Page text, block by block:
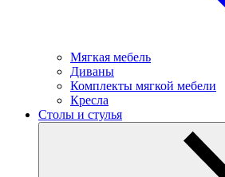
Мягкая мебель
Диваны
Комплекты мягкой мебели
Кресла
Столы и стулья